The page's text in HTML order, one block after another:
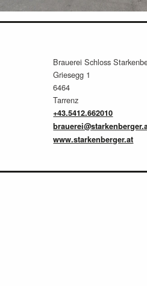
Brauerei Schloss
Griesegg 1
6464
Tarrenz
+43.5412.662010
www.starkenberger.at